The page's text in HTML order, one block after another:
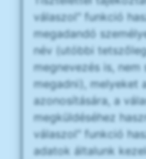
válaszol" funkció
megadandó
név (utóbbi
megnevezés is, nem
megadni), melyeket
azonosítására, a
megküldéséhez
válaszol" funkció
adatok általunk